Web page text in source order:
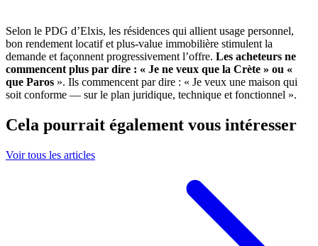
Selon le PDG d’Elxis, les résidences qui allient usage personnel,
bon rendement locatif et plus-value immobilière stimulent la
demande et façonnent progressivement l’offre. Les acheteurs ne
commencent plus par dire : « Je ne veux que la Crète » ou «
que Paros ». Ils commencent par dire : « Je veux une maison qui
soit conforme — sur le plan juridique, technique et fonctionnel ».
Cela pourrait également vous intéresser
Voir tous les articles